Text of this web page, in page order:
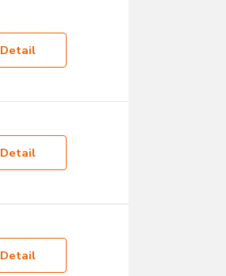
Detail
Detail
Detail